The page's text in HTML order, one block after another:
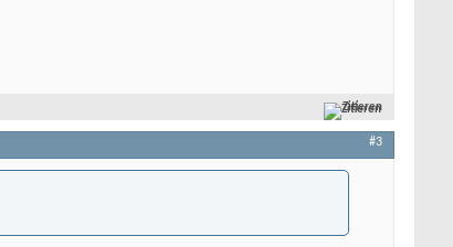
Zitieren
#3